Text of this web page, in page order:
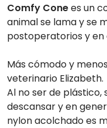
Comfy Conees un
animal se lama y se
postoperatorios y en
Más cómodo y
veterinario Elizabeth.
Al no ser de
descansar y en
nylon acolchado es